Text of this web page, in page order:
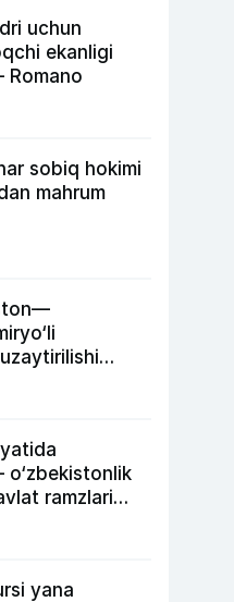
uchun
ekanligi
Romano
sobiq hokimi
mahrum
o‘zbekistonlik
ramzlari
haqida
yana